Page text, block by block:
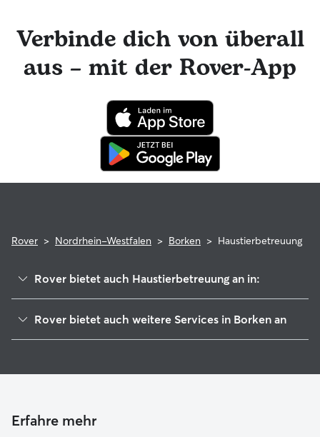
Zwinger suchen Haustiere, die gerne mit den Haustieren des
Sitters interagieren würden
Verbinde dich von überall
aus – mit der Rover-App
Rover > Nordrhein-Westfalen > Borken > Haustierbetreuung
Rover bietet auch Haustierbetreuung an in:
Velen
Reken
Rover bietet auch weitere Services in Borken an
Erfahre mehr